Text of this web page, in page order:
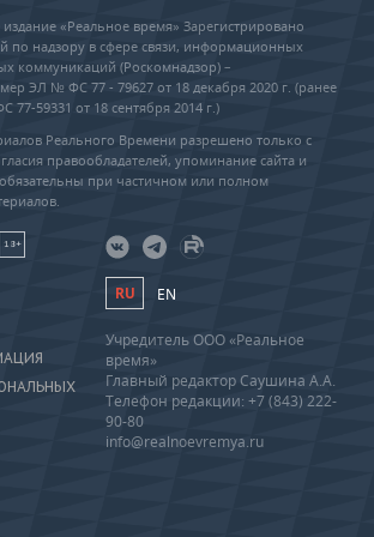
«Реальное время» Зарегистрировано
по надзору в сфере связи, информационных
коммуникаций (Роскомнадзор) –
ЭЛ № ФС 77 - 79627 от 18 декабря 2020 г. (ранее
77-59331 от 18 сентября 2014 г.)
Реального Времени разрешено только с
правообладателей, упоминание сайта и
при частичном или полном
18+
RU EN
Учредитель ООО «Реальное
время»
Главный редактор Саушина А.А.
Телефон редакции: +7 (843) 222-
90-80
info@realnoevremya.ru